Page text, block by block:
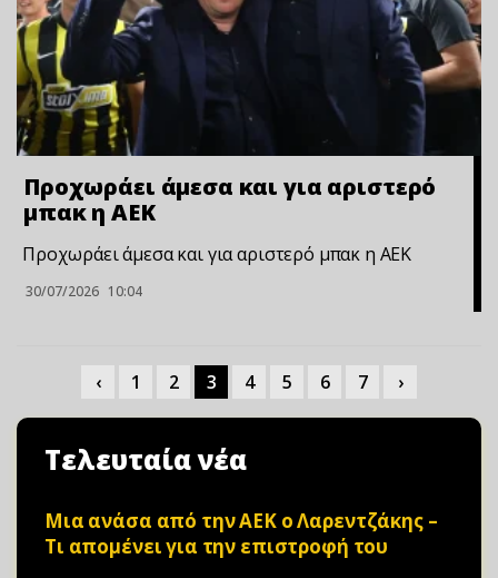
Προχωράει άμεσα και για αριστερό
μπακ η ΑΕΚ
Προχωράει άμεσα και για αριστερό μπακ η ΑΕΚ
30/07/2026 10:04
‹ 1 2 3 4 5 6 7 ›
Τελευταία νέα
Μια ανάσα από την ΑΕΚ ο Λαρεντζάκης –
Τι απομένει για την επιστροφή του